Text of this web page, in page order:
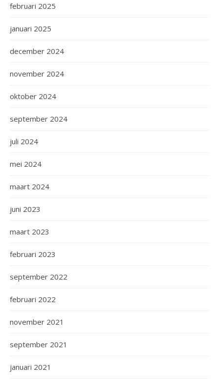
februari 2025
januari 2025
december 2024
november 2024
oktober 2024
september 2024
juli 2024
mei 2024
maart 2024
juni 2023
maart 2023
februari 2023
september 2022
februari 2022
november 2021
september 2021
januari 2021